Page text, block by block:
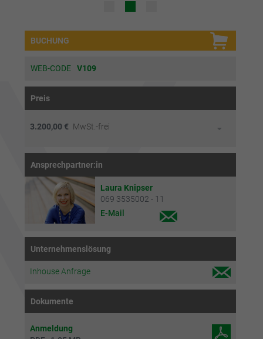
BUCHUNG
WEB-CODE V109
Preis
3.200,00 € MwSt.-frei
Ansprechpartner:in
Laura Knipser
069 3535002 - 11
E-Mail
Unternehmenslösung
Inhouse Anfrage
Dokumente
Anmeldung